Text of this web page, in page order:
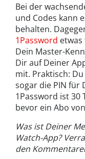
Bei der
und Codes kann
behalten.
1Password
Dein Master-
Dir auf Deiner
mit. Praktisch:
sogar die PIN für
1Password ist 30
bevor ein Abo
Was ist Deiner
Watch-App?
den